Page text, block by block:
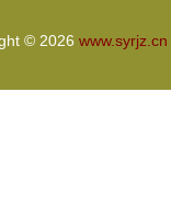
© 2026 www.syrjz.cn